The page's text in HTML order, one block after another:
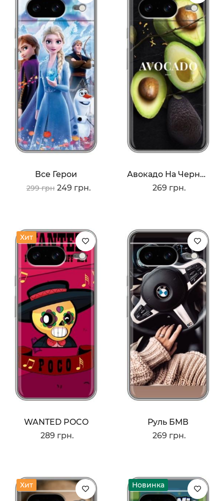
Все Герои
299 грн 249 грн.
Авокадо На Черном
269 грн.
Хит
WANTED POCO
289 грн.
Руль БМВ
269 грн.
Хит Новинка